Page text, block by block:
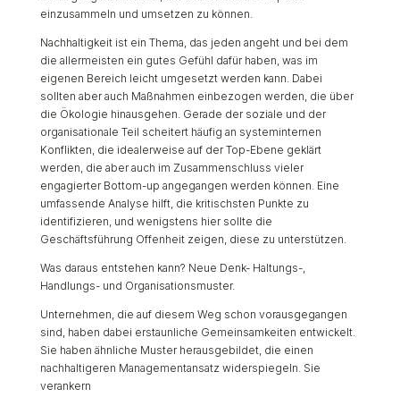
einzusammeln und umsetzen zu können.
Nachhaltigkeit ist ein Thema, das jeden angeht und bei dem
die allermeisten ein gutes Gefühl dafür haben, was im
eigenen Bereich leicht umgesetzt werden kann. Dabei
sollten aber auch Maßnahmen einbezogen werden, die über
die Ökologie hinausgehen. Gerade der soziale und der
organisationale Teil scheitert häufig an systeminternen
Konflikten, die idealerweise auf der Top-Ebene geklärt
werden, die aber auch im Zusammenschluss vieler
engagierter Bottom-up angegangen werden können. Eine
umfassende Analyse hilft, die kritischsten Punkte zu
identifizieren, und wenigstens hier sollte die
Geschäftsführung Offenheit zeigen, diese zu unterstützen.
Was daraus entstehen kann? Neue Denk- Haltungs-,
Handlungs- und Organisationsmuster.
Unternehmen, die auf diesem Weg schon vorausgegangen
sind, haben dabei erstaunliche Gemeinsamkeiten entwickelt.
Sie haben ähnliche Muster herausgebildet, die einen
nachhaltigeren Managementansatz widerspiegeln. Sie
verankern